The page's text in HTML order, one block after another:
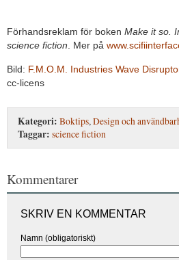
Förhandsreklam för boken Make it so.
science fiction . Mer på
Bild: F.M.O.M. Industries Wave
cc-licens
Kategori: Boktips, Design och
Taggar: science fiction
Kommentarer
SKRIV EN KOMMENTAR
Namn (obligatoriskt)